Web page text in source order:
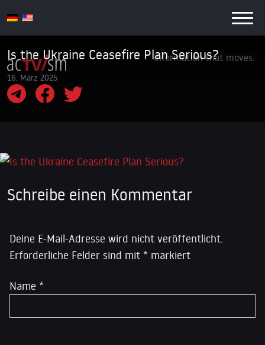
Information that moves.
Is the Ukraine Ceasefire Plan Serious?
16. März 2025
Schreibe einen Kommentar
Deine E-Mail-Adresse wird nicht veröffentlicht.
Erforderliche Felder sind mit * markiert
Name *